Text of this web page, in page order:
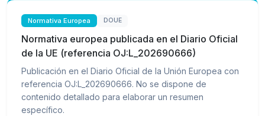
Normativa Europea DOUE
Normativa europea publicada en el Diario Oficial
de la UE (referencia OJ:L_202690666)
Publicación en el Diario Oficial de la Unión Europea con
referencia OJ:L_202690666. No se dispone de
contenido detallado para elaborar un resumen
específico.